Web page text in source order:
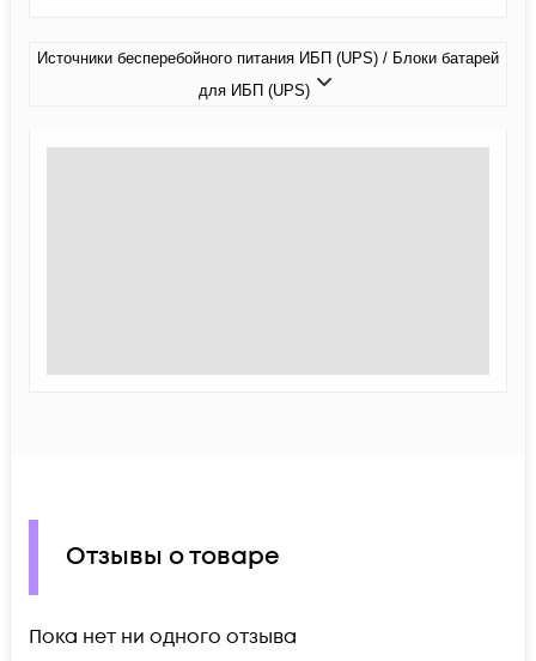
Источники бесперебойного питания ИБП (UPS) / Блоки батарей
для ИБП (UPS)
Отзывы о товаре
Пока нет ни одного отзыва